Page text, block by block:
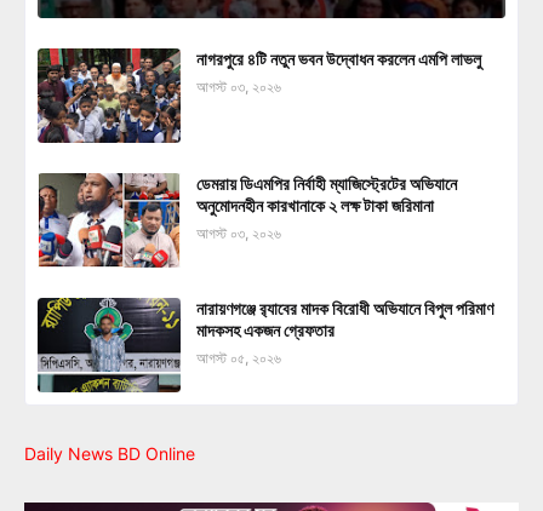
নাগরপুরে ৪টি নতুন ভবন উদ্বোধন করলেন এমপি লাভলু
আগস্ট ০৩, ২০২৬
ডেমরায় ডিএমপির নির্বাহী ম্যাজিস্ট্রেটের অভিযানে
অনুমোদনহীন কারখানাকে ২ লক্ষ টাকা জরিমানা
আগস্ট ০৩, ২০২৬
নারায়ণগঞ্জে র‍্যাবের মাদক বিরোধী অভিযানে বিপুল পরিমাণ
মাদকসহ একজন গ্রেফতার
আগস্ট ০৫, ২০২৬
Daily News BD Online